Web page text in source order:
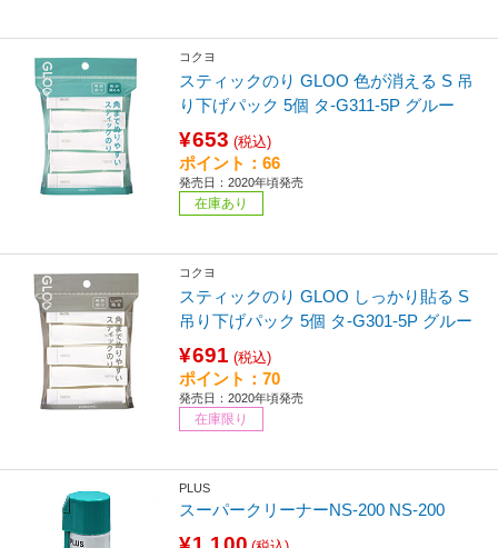
コクヨ
スティックのり GLOO 色が消える S 吊
り下げパック 5個 タ-G311-5P グルー
¥653 (税込)
ポイント：66
発売日：2020年頃発売
在庫あり
コクヨ
スティックのり GLOO しっかり貼る S
吊り下げパック 5個 タ-G301-5P グルー
¥691 (税込)
ポイント：70
発売日：2020年頃発売
在庫限り
PLUS
スーパークリーナーNS-200 NS-200